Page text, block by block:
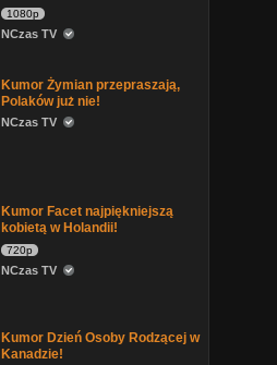
1080p
NCzas TV
Kumor Żymian przepraszają,
Polaków już nie!
NCzas TV
Kumor Facet najpiękniejszą
kobietą w Holandii!
720p
NCzas TV
Kumor Dzień Osoby Rodzącej w
Kanadzie!